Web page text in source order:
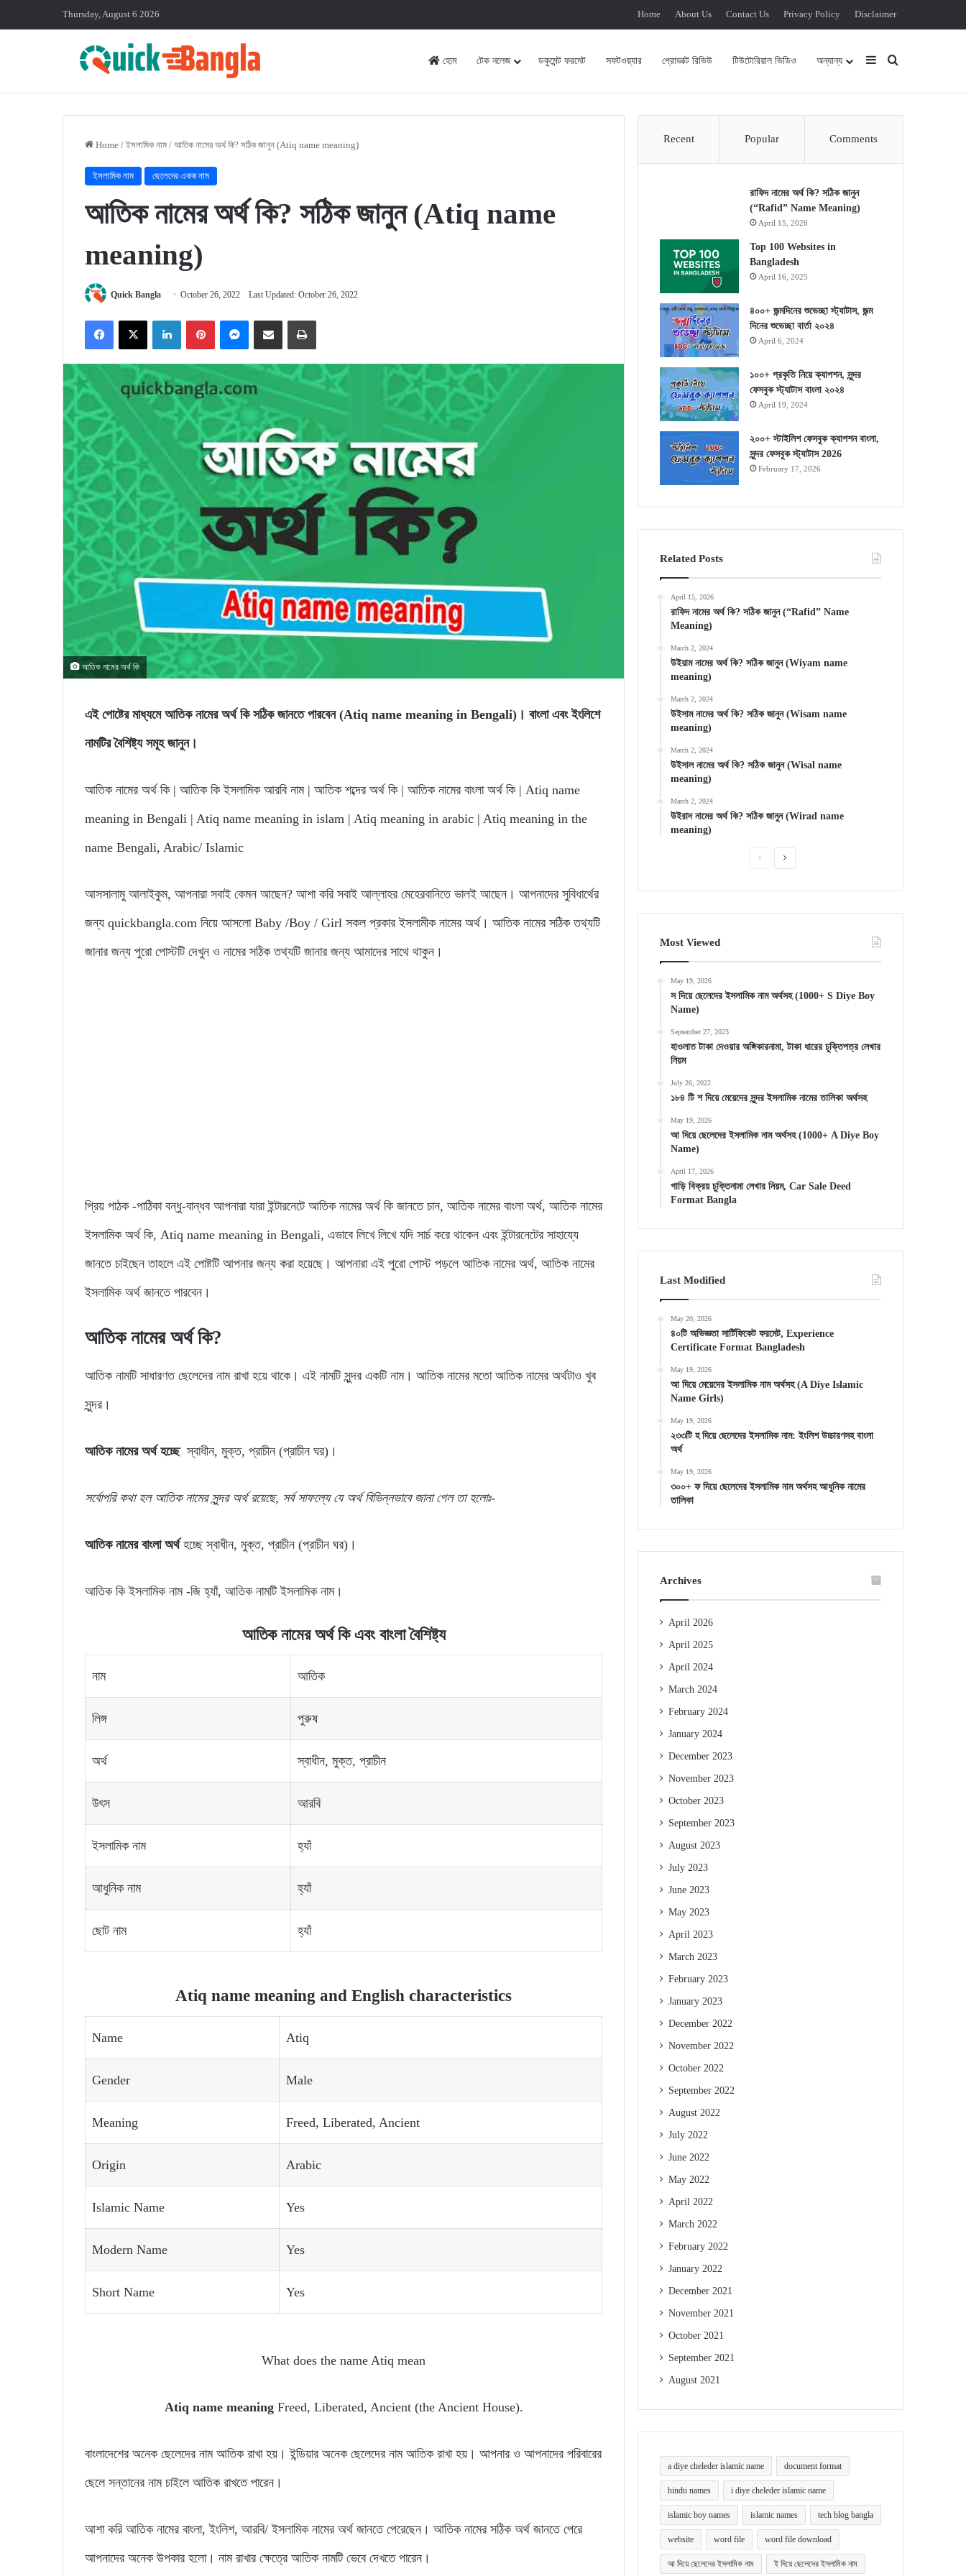
Thursday, August 6 2026 Home About Us Contact Us Privacy Policy Disclaimer
হোম টেক নলেজ ডকুমেন্ট ফরমেট সফটওয়্যার প্রোডাক্ট রিভিউ টিউটোরিয়াল ভিডিও অন্যান্য Sidebar
Home / ইসলামিক নাম / আতিক নামের অর্থ কি? সঠিক জানুন (Atiq name meaning)
ইসলামিক নাম ছেলেদের একক নাম
আতিক নামের অর্থ কি? সঠিক জানুন (Atiq name
meaning)
Quick Bangla October 26, 2022 Last Updated: October 26, 2022
FacebookX LinkedInPinterestMessengerShare via Email Print
আতিক নামের অর্থ কি
এই পোষ্টের মাধ্যমে আতিক নামের অর্থ কি সঠিক জানতে পারবেন (Atiq name meaning in Bengali)। বাংলা এবং ইংলিশে
নামটির বৈশিষ্ট্য সমূহ জানুন।
আতিক নামের অর্থ কি | আতিক কি ইসলামিক আরবি নাম | আতিক শব্দের অর্থ কি | আতিক নামের বাংলা অর্থ কি | Atiq name
meaning in Bengali | Atiq name meaning in islam | Atiq meaning in arabic | Atiq meaning in the
name Bengali, Arabic/ Islamic
আসসালামু আলাইকুম, আপনারা সবাই কেমন আছেন? আশা করি সবাই আল্লাহর মেহেরবানিতে ভালই আছেন। আপনাদের সুবিধার্থের
জন্য quickbangla.com নিয়ে আসলো Baby /Boy / Girl সকল প্রকার ইসলামীক নামের অর্থ। আতিক নামের সঠিক তথ্যটি
জানার জন্য পুরো পোস্টটি দেখুন ও নামের সঠিক তথ্যটি জানার জন্য আমাদের সাথে থাকুন।
প্রিয় পাঠক -পাঠিকা বন্ধু-বান্ধব আপনারা যারা ইন্টারনেটে আতিক নামের অর্থ কি জানতে চান, আতিক নামের বাংলা অর্থ, আতিক নামের
ইসলামিক অর্থ কি, Atiq name meaning in Bengali, এভাবে লিখে লিখে যদি সার্চ করে থাকেন এবং ইন্টারনেটের সাহায্যে
জানতে চাইছেন তাহলে এই পোষ্টটি আপনার জন্য করা হয়েছে। আপনারা এই পুরো পোস্ট পড়লে আতিক নামের অর্থ, আতিক নামের
ইসলামিক অর্থ জানতে পারবেন।
আতিক নামের অর্থ কি?
আতিক নামটি সাধারণত ছেলেদের নাম রাখা হয়ে থাকে। এই নামটি সুন্দর একটি নাম। আতিক নামের মতো আতিক নামের অর্থটাও খুব
সুন্দর।
আতিক নামের অর্থ হচ্ছেস্বাধীন, মুক্ত, প্রাচীন (প্রাচীন ঘর)।
সর্বোপরি কথা হল আতিকনামের সুন্দর অর্থরয়েছে, সর্বসাফল্যেযে অর্থবিভিন্নভাবে জানা গেলতা হলোঃ-
আতিক নামের বাংলা অর্থহচ্ছে স্বাধীন, মুক্ত, প্রাচীন (প্রাচীন ঘর)।
আতিক কি ইসলামিক নাম -জি হ্যাঁ, আতিক নামটি ইসলামিক নাম।
আতিক নামের অর্থ কি এবং বাংলা বৈশিষ্ট্য
নাম আতিক
লিঙ্গ পুরুষ
অর্থ স্বাধীন, মুক্ত, প্রাচীন
উৎস আরবি
ইসলামিক নাম হ্যাঁ
আধুনিক নাম হ্যাঁ
ছোট নাম হ্যাঁ
Atiq name meaning and English characteristics
Name Atiq
Gender Male
Meaning Freed, Liberated, Ancient
Origin Arabic
Islamic Name Yes
Modern Name Yes
Short Name Yes
What does the name Atiq mean
Atiq name meaning Freed, Liberated, Ancient (the Ancient House).
বাংলাদেশের অনেক ছেলেদের নাম আতিক রাখা হয়। ইন্ডিয়ার অনেক ছেলেদের নাম আতিক রাখা হয়। আপনার ও আপনাদের পরিবারের
ছেলে সন্তানের নাম চাইলে আতিক রাখতে পারেন।
আশা করি আতিক নামের বাংলা, ইংলিশ, আরবি/ ইসলামিক নামের অর্থ জানতে পেরেছেন। আতিক নামের সঠিক অর্থ জানতে পেরে
আপনাদের অনেক উপকার হলো। নাম রাখার ক্ষেত্রে আতিক নামটি ভেবে দেখতে পারেন।
Recent Popular Comments
রাফিদ নামের অর্থ কি? সঠিক জানুন
(“Rafid” Name Meaning)
April 15, 2026
Top 100 Websites in
Bangladesh
April 16, 2025
৪০০+ জন্মদিনের শুভেচ্ছা স্ট্যাটাস, জন্ম
দিনের শুভেচ্ছা বার্তা ২০২৪
April 6, 2024
১০০+ প্রকৃতি নিয়ে ক্যাপশন, সুন্দর
ফেসবুক স্ট্যাটাস বাংলা ২০২৪
April 19, 2024
২০০+ স্টাইলিশ ফেসবুক ক্যাপশন বাংলা,
সুন্দর ফেসবুক স্ট্যাটাস 2026
February 17, 2026
Related Posts
April 15, 2026
রাফিদ নামের অর্থ কি? সঠিক জানুন (“Rafid” Name
Meaning)
March 2, 2024
উইয়াম নামের অর্থ কি? সঠিক জানুন (Wiyam name
meaning)
March 2, 2024
উইসাম নামের অর্থ কি? সঠিক জানুন (Wisam name
meaning)
March 2, 2024
উইসাল নামের অর্থ কি? সঠিক জানুন (Wisal name
meaning)
March 2, 2024
উইরাদ নামের অর্থ কি? সঠিক জানুন (Wirad name
meaning)
PreviousNext
Most Viewed
May 19, 2026
স দিয়ে ছেলেদের ইসলামিক নাম অর্থসহ (1000+ S Diye Boy
Name)
September 27, 2023
হাওলাত টাকা দেওয়ার অঙ্গিকারনামা, টাকা ধারের চুক্তিপত্র লেখার
নিয়ম
July 26, 2022
১৮৪ টি শ দিয়ে মেয়েদের সুন্দর ইসলামিক নামের তালিকা অর্থসহ
May 19, 2026
আ দিয়ে ছেলেদের ইসলামিক নাম অর্থসহ (1000+ A Diye Boy
Name)
April 17, 2026
গাড়ি বিক্রয় চুক্তিনামা লেখার নিয়ম, Car Sale Deed
Format Bangla
Last Modified
May 20, 2026
৪০টি অভিজ্ঞতা সার্টিফিকেট ফরমেট, Experience
Certificate Format Bangladesh
May 19, 2026
আ দিয়ে মেয়েদের ইসলামিক নাম অর্থসহ (A Diye Islamic
Name Girls)
May 19, 2026
২৩৩টি হ দিয়ে ছেলেদের ইসলামিক নাম: ইংলিশ উচ্চারণসহ বাংলা
অর্থ
May 19, 2026
৩০০+ ফ দিয়ে ছেলেদের ইসলামিক নাম অর্থসহ আধুনিক নামের
তালিকা
Archives
April 2026
April 2025
April 2024
March 2024
February 2024
January 2024
December 2023
November 2023
October 2023
September 2023
August 2023
July 2023
June 2023
May 2023
April 2023
March 2023
February 2023
January 2023
December 2022
November 2022
October 2022
September 2022
August 2022
July 2022
June 2022
May 2022
April 2022
March 2022
February 2022
January 2022
December 2021
November 2021
October 2021
September 2021
August 2021
a diye cheleder islamic name document format
hindu names i diye cheleder islamic name
islamic boy names islamic names tech blog bangla
website word file word file download
আ দিয়ে ছেলেদের ইসলামিক নাম ই দিয়ে ছেলেদের ইসলামিক নাম